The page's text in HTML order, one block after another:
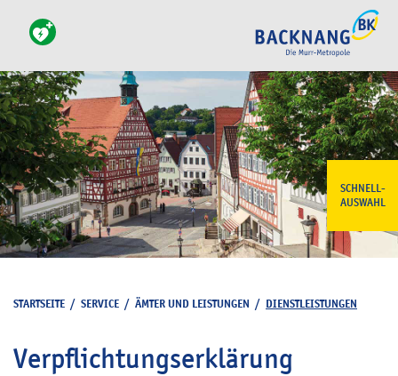
SCHNELL-
AUSWAHL
STARTSEITE / SERVICE / ÄMTER UND LEISTUNGEN / DIENSTLEISTUNGEN
Verpflichtungserklärung